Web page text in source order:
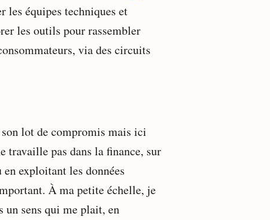
les équipes techniques et
les outils pour rassembler
via des circuits
lot de compromis mais ici
travaille pas dans la finance, sur
exploitant les données
À ma petite échelle, je
un sens qui me plait, en